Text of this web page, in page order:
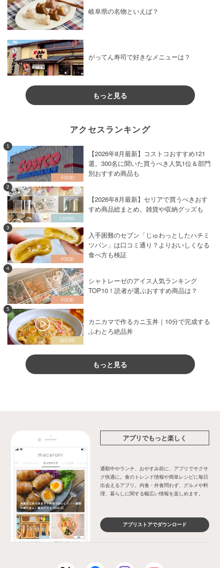
岐阜県の名物といえば？
がってん寿司で好きなメニューは？
もっと見る
アクセスランキング
1
【2026年8月最新】コストコおすすめ121
選。300名に聞いた買うべき人気1位＆部門
別おすすめ商品も
2
【2026年8月最新】セリアで買うべきおす
すめ商品総まとめ。雑貨や収納グッズも
3
入手困難のセブン「じゅわっとしたハチミ
ツパン」は口コミ通り？よりおいしくなる
食べ方も検証
4
シャトレーゼのアイス人気ランキング
TOP10！読者が選ぶおすすめ商品は？
5
カニカマで作るカニ玉丼｜10分で完成する
ふわとろ絶品丼
もっと見る
アプリでもっと楽しく
通勤中やランチ、おやすみ前に、アプリでサクサ
ク快適に。食のトレンド情報や簡単レシピに毎日
出会えるアプリ。内食・外食問わず、グルメや料
理、暮らしに関する幅広い情報を楽しめます。
アプリストアでダウンロード